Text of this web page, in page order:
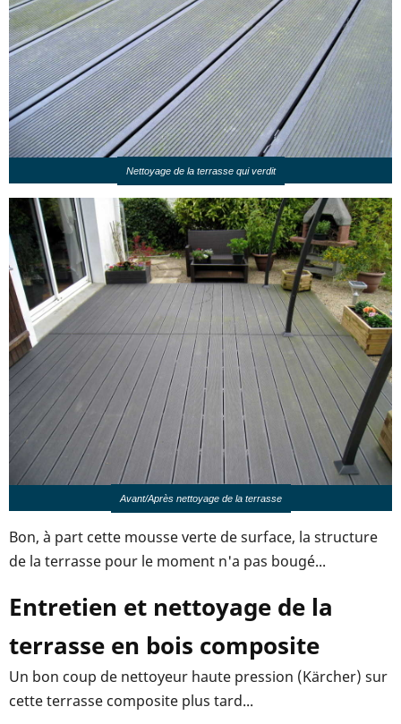
Nettoyage de la terrasse qui verdit
Avant/Après nettoyage de la terrasse
Bon, à part cette mousse verte de surface, la structure
de la terrasse pour le moment n'a pas bougé...
Entretien et nettoyage de la
terrasse en bois composite
Un bon coup de nettoyeur haute pression (Kärcher) sur
cette terrasse composite plus tard...